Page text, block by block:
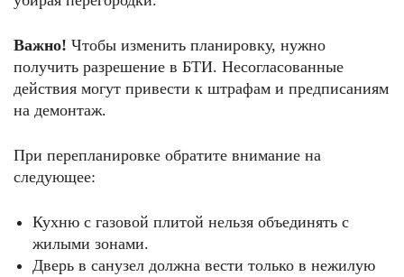
Важно! Чтобы изменить планировку, нужно
получить разрешение в БТИ. Несогласованные
действия могут привести к штрафам и предписаниям
на демонтаж.
При перепланировке обратите внимание на
следующее:
Кухню с газовой плитой нельзя объединять с
жилыми зонами.
Дверь в санузел должна вести только в нежилую